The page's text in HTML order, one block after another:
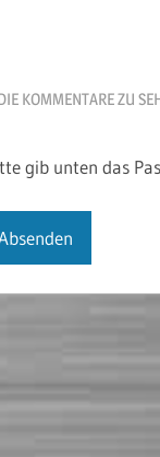
KOMMENTARE ZU
gib unten das